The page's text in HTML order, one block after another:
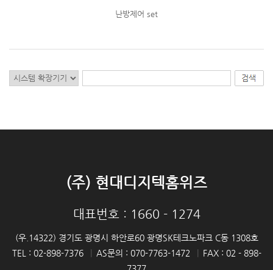
난방제어 set
(주) 현대디지텍홈위즈
대표번호 : 1660 - 1274
(우.14322) 경기도 광명시 하안로60 광명SK테크노파크 C동 1308호
TEL : 02-898-7376
AS문의 : 070-7763-1472
FAX : 02 - 898-